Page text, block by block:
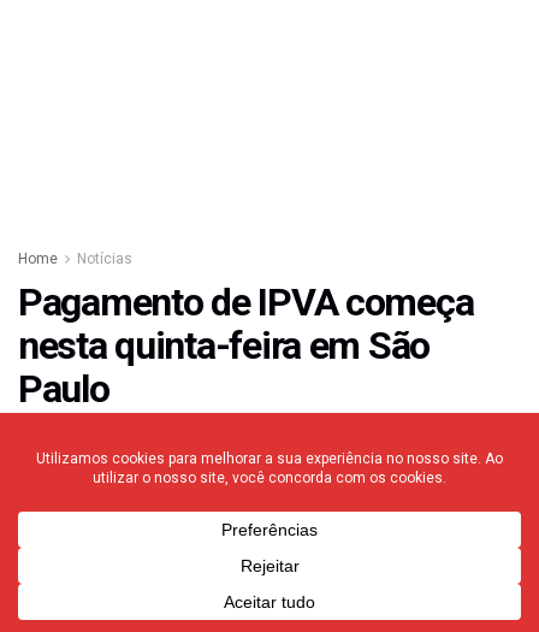
Home Notícias
Pagamento de IPVA começa
nesta quinta-feira em São
Paulo